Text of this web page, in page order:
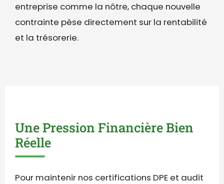
entreprise comme la nôtre, chaque nouvelle
contrainte pèse directement sur la rentabilité
et la trésorerie.
Une Pression Financière Bien
Réelle
Pour maintenir nos certifications DPE et audit